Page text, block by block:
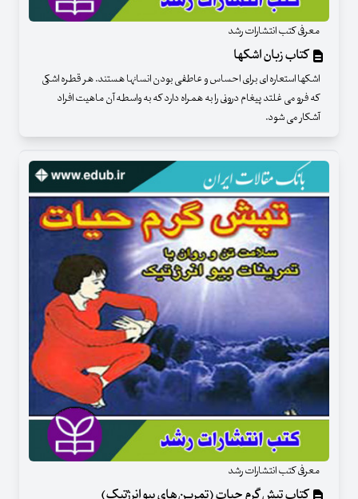
معرفی کتب انتشارات رشد
کتاب زبان اشکها
اشکها استعاره ای برای احساس و عاطفی بودن انسانها هستند. هر قطره اشکی
که فرو می غلتد پیغام درونی را به همراه دارد که به واسطه آن ماهیت افراد
آشکار می شود.
معرفی کتب انتشارات رشد
کتاب تپش گرم حیات (تمرین‌های بیو انرژتیک)